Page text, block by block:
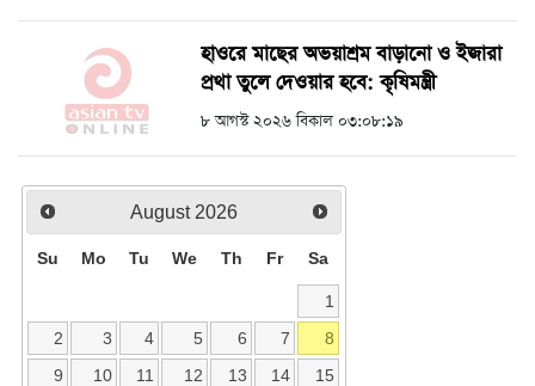
হাওরে মাছের অভয়াশ্রম বাড়ানো ও ইজারা
প্রথা তুলে দেওয়ার হবে: কৃষিমন্ত্রী
৮ আগস্ট ২০২৬ বিকাল ০৩:০৮:১৯
August 2026
Su Mo Tu We Th Fr Sa
1
2
3 4 5 6 7
8
9
10 11 12 13 14
15